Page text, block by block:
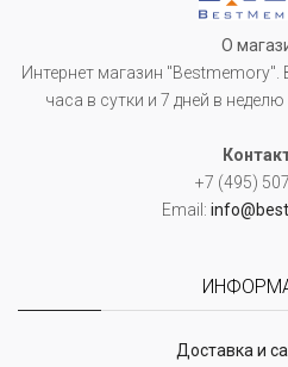
О
Интернет магазин
часа в сутки и 7 дней в
+7 (495)
Email:
Доставка и